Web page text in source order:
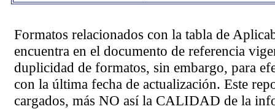
Formatos relacionados con la tabla de
encuentra en el documento de referencia
duplicidad de formatos, sin embargo, para
con la última fecha de actualización. Este
cargados, más NO así la CALIDAD de la